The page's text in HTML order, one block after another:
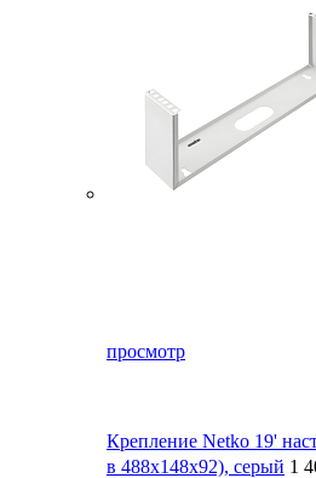
просмотр
Крепление Netko 19'
в 488х148х92), серый 1